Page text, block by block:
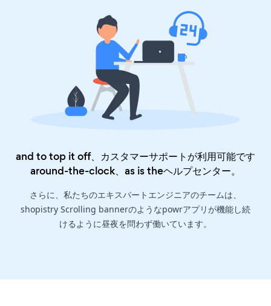
and to top it off、カスタマーサポートが利用可能です
around-the-clock、as is theヘルプセンター。
さらに、私たちのエキスパートエンジニアのチームは、
shopistry Scrolling bannerのようなpowrアプリが機能し続
けるように昼夜を問わず働いています。